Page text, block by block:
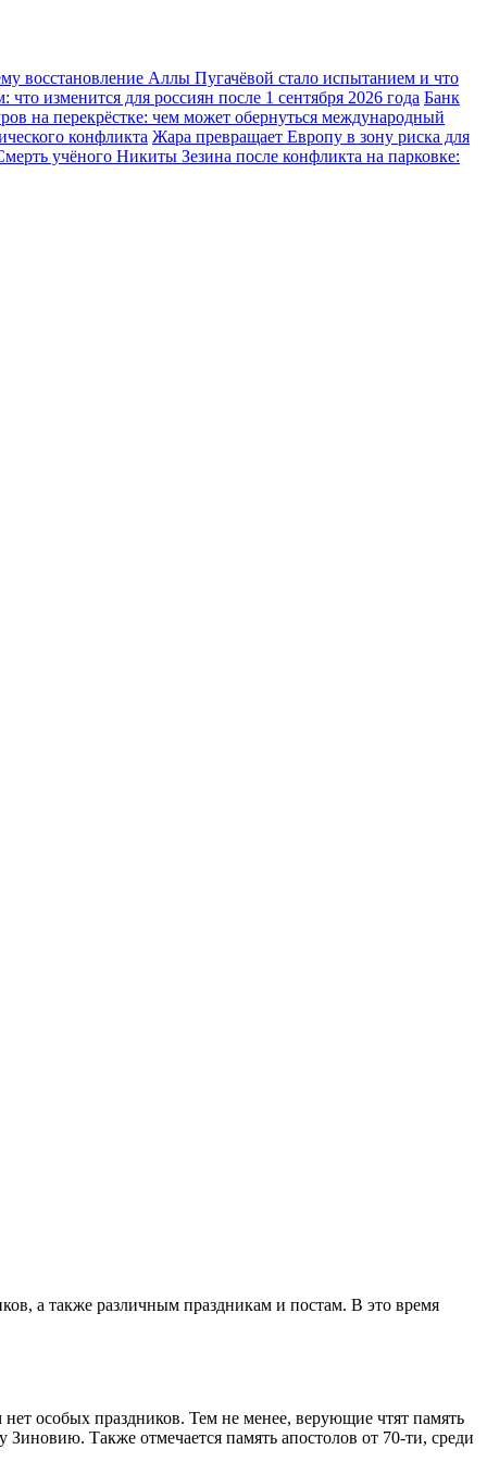
восстановление Аллы Пугачёвой стало испытанием и что
изменится для россиян после 1 сентября 2026 года Банк
на перекрёстке: чем может обернуться международный
конфликта Жара превращает Европу в зону риска для
учёного Никиты Зезина после конфликта на парковке:
а также различным праздникам и постам. В это время
особых праздников. Тем не менее, верующие чтят память
Также отмечается память апостолов от 70-ти, среди